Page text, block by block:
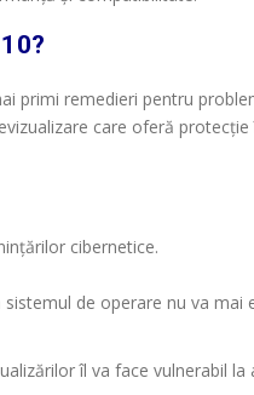
primi remedieri pentru
care oferă
cibernetice.
sistemul de operare nu va mai
îl va face vulnerabil la